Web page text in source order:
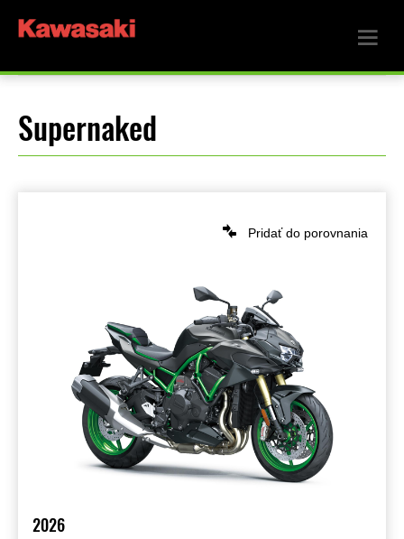
Supernaked
Pridať do porovnania
2026